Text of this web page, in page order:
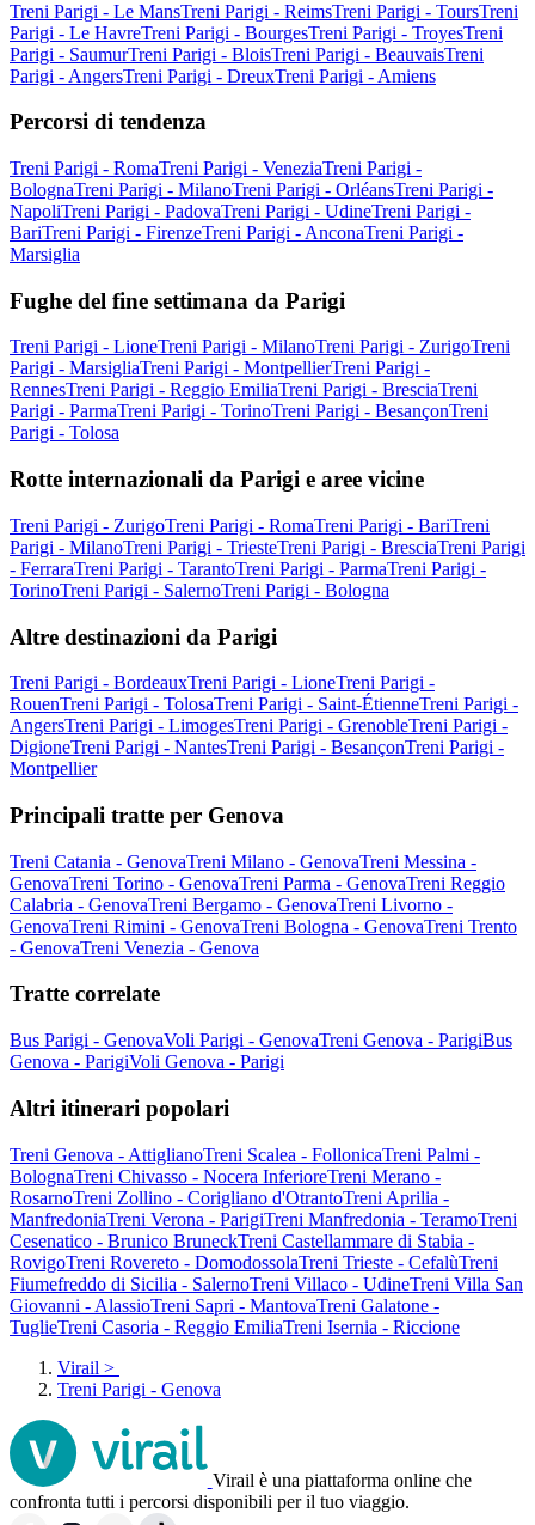
Treni Parigi - Le MansTreni Parigi - ReimsTreni Parigi - ToursTreni
Parigi - Le HavreTreni Parigi - BourgesTreni Parigi - TroyesTreni
Parigi - SaumurTreni Parigi - BloisTreni Parigi - BeauvaisTreni
Parigi - AngersTreni Parigi - DreuxTreni Parigi - Amiens
Percorsi di tendenza
Treni Parigi - RomaTreni Parigi - VeneziaTreni Parigi -
BolognaTreni Parigi - MilanoTreni Parigi - OrléansTreni Parigi -
NapoliTreni Parigi - PadovaTreni Parigi - UdineTreni Parigi -
BariTreni Parigi - FirenzeTreni Parigi - AnconaTreni Parigi -
Marsiglia
Fughe del fine settimana da Parigi
Treni Parigi - LioneTreni Parigi - MilanoTreni Parigi - ZurigoTreni
Parigi - MarsigliaTreni Parigi - MontpellierTreni Parigi -
RennesTreni Parigi - Reggio EmiliaTreni Parigi - BresciaTreni
Parigi - ParmaTreni Parigi - TorinoTreni Parigi - BesançonTreni
Parigi - Tolosa
Rotte internazionali da Parigi e aree vicine
Treni Parigi - ZurigoTreni Parigi - RomaTreni Parigi - BariTreni
Parigi - MilanoTreni Parigi - TriesteTreni Parigi - BresciaTreni Parigi
- FerraraTreni Parigi - TarantoTreni Parigi - ParmaTreni Parigi -
TorinoTreni Parigi - SalernoTreni Parigi - Bologna
Altre destinazioni da Parigi
Treni Parigi - BordeauxTreni Parigi - LioneTreni Parigi -
RouenTreni Parigi - TolosaTreni Parigi - Saint-ÉtienneTreni Parigi -
AngersTreni Parigi - LimogesTreni Parigi - GrenobleTreni Parigi -
DigioneTreni Parigi - NantesTreni Parigi - BesançonTreni Parigi -
Montpellier
Principali tratte per Genova
Treni Catania - GenovaTreni Milano - GenovaTreni Messina -
GenovaTreni Torino - GenovaTreni Parma - GenovaTreni Reggio
Calabria - GenovaTreni Bergamo - GenovaTreni Livorno -
GenovaTreni Rimini - GenovaTreni Bologna - GenovaTreni Trento
- GenovaTreni Venezia - Genova
Tratte correlate
Bus Parigi - GenovaVoli Parigi - GenovaTreni Genova - ParigiBus
Genova - ParigiVoli Genova - Parigi
Altri itinerari popolari
Treni Genova - AttiglianoTreni Scalea - FollonicaTreni Palmi -
BolognaTreni Chivasso - Nocera InferioreTreni Merano -
RosarnoTreni Zollino - Corigliano d'OtrantoTreni Aprilia -
ManfredoniaTreni Verona - ParigiTreni Manfredonia - TeramoTreni
Cesenatico - Brunico BruneckTreni Castellammare di Stabia -
RovigoTreni Rovereto - DomodossolaTreni Trieste - CefalùTreni
Fiumefreddo di Sicilia - SalernoTreni Villaco - UdineTreni Villa San
Giovanni - AlassioTreni Sapri - MantovaTreni Galatone -
TuglieTreni Casoria - Reggio EmiliaTreni Isernia - Riccione
Virail >
Treni Parigi - Genova
Virail è una piattaforma online che
confronta tutti i percorsi disponibili per il tuo viaggio.